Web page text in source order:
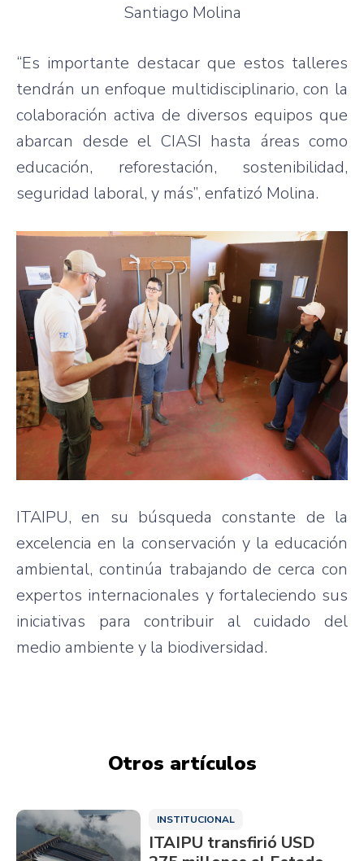
Santiago Molina
“Es importante destacar que estos talleres
tendrán un enfoque multidisciplinario, con la
colaboración activa de diversos equipos que
abarcan desde el CIASI hasta áreas como
educación, reforestación, sostenibilidad,
seguridad laboral, y más”, enfatizó Molina.
ITAIPU, en su búsqueda constante de la
excelencia en la conservación y la educación
ambiental, continúa trabajando de cerca con
expertos internacionales y fortaleciendo sus
iniciativas para contribuir al cuidado del
medio ambiente y la biodiversidad.
Otros artículos
INSTITUCIONAL
ITAIPU transfirió USD